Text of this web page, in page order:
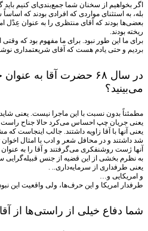
اگر بخواهیم از سخنان شما جمع‌بندی‌ای کنیم
بله، به استثنای مواردی که افرادی بودند که
بعضی‌ها بودند که آقای منتظری را به عنوان عِدْل
ریخته بودند.
برای ما این طور نبود. برای ما مفهوم بود که
بردیم و حتی یادم هست که آقای شریعتمداری
در سال ۶۸ حضرت آقا
می‌بینید؟
مطمئناً بدون نسبت با این ماجرا نیست. یعنی
یعنی جریان چپ احساس می‌کرد حالا جناح
یعنی آنها با آقا زاویه داشتند. جالب اینجاست
شد داشتند و در محافل شعر و ادب با امثال اخوان
آنها ژست روشنفکری می‌گرفتند و آقا را به
به نظرم بخشی از این قضیه از جنس
یعنی طرفداری از سرمایه‌داری.. .
و امریکایی و…
طرفدار امریکا و این حرف‌ها، ولی واقعیت این
شما دفاع خیلی از راستی‌ها از آقا